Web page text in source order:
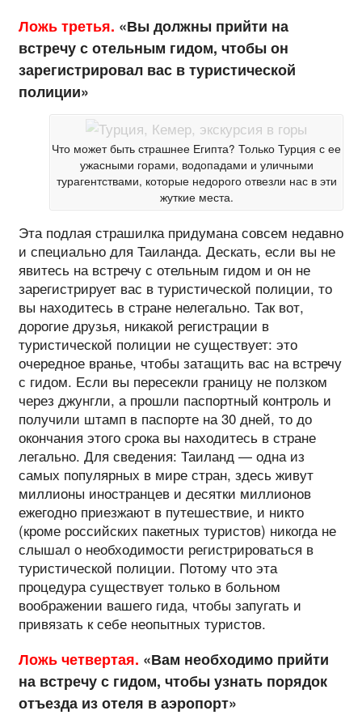
Ложь третья. «Вы должны прийти на
встречу с отельным гидом, чтобы он
зарегистрировал вас в туристической
полиции»
Что может быть страшнее Египта? Только Турция с ее
ужасными горами, водопадами и уличными
турагентствами, которые недорого отвезли нас в эти
жуткие места.
Эта подлая страшилка придумана совсем недавно
и специально для Таиланда. Дескать, если вы не
явитесь на встречу с отельным гидом и он не
зарегистрирует вас в туристической полиции, то
вы находитесь в стране нелегально. Так вот,
дорогие друзья, никакой регистрации в
туристической полиции не существует: это
очередное вранье, чтобы затащить вас на встречу
с гидом. Если вы пересекли границу не ползком
через джунгли, а прошли паспортный контроль и
получили штамп в паспорте на 30 дней, то до
окончания этого срока вы находитесь в стране
легально. Для сведения: Таиланд — одна из
самых популярных в мире стран, здесь живут
миллионы иностранцев и десятки миллионов
ежегодно приезжают в путешествие, и никто
(кроме российских пакетных туристов) никогда не
слышал о необходимости регистрироваться в
туристической полиции. Потому что эта
процедура существует только в больном
воображении вашего гида, чтобы запугать и
привязать к себе неопытных туристов.
Ложь четвертая. «Вам необходимо прийти
на встречу с гидом, чтобы узнать порядок
отъезда из отеля в аэропорт»